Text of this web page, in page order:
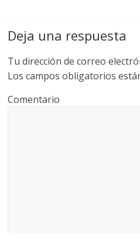
Deja una respuesta
Tu dirección de correo
Los campos obligatorios
Comentario